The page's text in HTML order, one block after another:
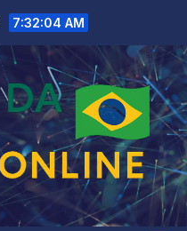
7:32:06 AM